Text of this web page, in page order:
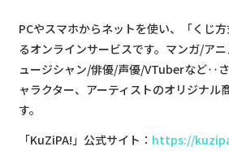
PCやスマホからネットを使い、「くじ
るオンラインサービスです。マンガ/ア
ュージシャン/俳優/声優/VTuberなど‥
ャラクター、アーティストのオリジナル
す。
「KuZiPA!」公式サイト： https://